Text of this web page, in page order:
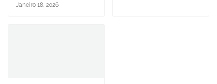
Janeiro 18, 2026